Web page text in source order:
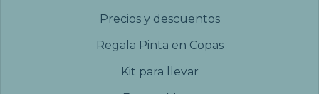
Precios y descuentos
Regala Pinta en Copas
Kit para llevar